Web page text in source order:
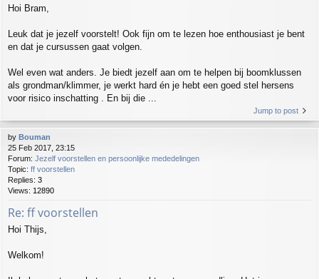
Hoi Bram,
Leuk dat je jezelf voorstelt! Ook fijn om te lezen hoe enthousiast je bent
en dat je cursussen gaat volgen.
Wel even wat anders. Je biedt jezelf aan om te helpen bij boomklussen
als grondman/klimmer, je werkt hard én je hebt een goed stel hersens
voor risico inschatting . En bij die ...
Jump to post
by Bouman
25 Feb 2017, 23:15
Forum: Jezelf voorstellen en persoonlijke mededelingen
Topic: ff voorstellen
Replies: 3
Views: 12890
Re: ff voorstellen
Hoi Thijs,
Welkom!